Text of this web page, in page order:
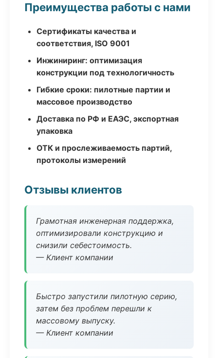
Преимущества работы с нами
Сертификаты качества и
соответствия, ISO 9001
Инжиниринг: оптимизация
конструкции под технологичность
Гибкие сроки: пилотные партии и
массовое производство
Доставка по РФ и ЕАЭС, экспортная
упаковка
ОТК и прослеживаемость партий,
протоколы измерений
Отзывы клиентов
Грамотная инженерная поддержка,
оптимизировали конструкцию и
снизили себестоимость.
— Клиент компании
Быстро запустили пилотную серию,
затем без проблем перешли к
массовому выпуску.
— Клиент компании